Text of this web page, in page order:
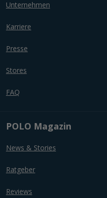
Unternehmen
Karriere
Presse
Stores
FAQ
POLO Magazin
News & Stories
Ratgeber
Reviews